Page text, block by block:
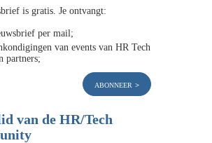
is gratis. Je ontvangt:
per mail;
van events van HR Tech
partners;
abonneer
van de HR/Tech